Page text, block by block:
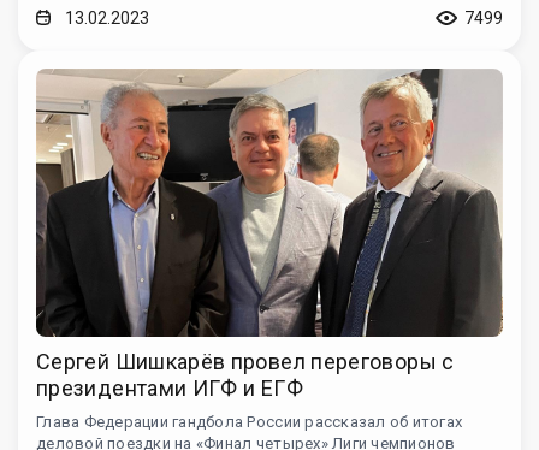
13.02.2023 7499
Сергей Шишкарёв провел переговоры с
президентами ИГФ и ЕГФ
Глава Федерации гандбола России рассказал об итогах
деловой поездки на «Финал четырех» Лиги чемпионов